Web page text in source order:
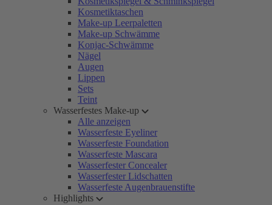
Kosmetiktaschen
Make-up Leerpaletten
Make-up Schwämme
Konjac-Schwämme
Nägel
Augen
Lippen
Sets
Teint
Wasserfestes Make-up
Alle anzeigen
Wasserfeste Eyeliner
Wasserfeste Foundation
Wasserfeste Mascara
Wasserfester Concealer
Wasserfester Lidschatten
Wasserfeste Augenbrauenstifte
Highlights